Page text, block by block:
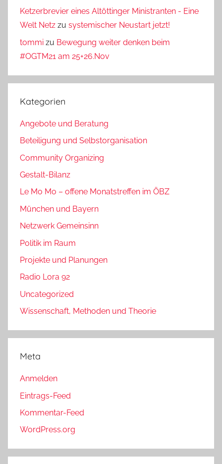
Ketzerbrevier eines Altöttinger Ministranten - Eine
Welt Netz zu systemischer Neustart jetzt!
tommi zu Bewegung weiter denken beim
#OGTM21 am 25+26.Nov
Kategorien
Angebote und Beratung
Beteiligung und Selbstorganisation
Community Organizing
Gestalt-Bilanz
Le Mo Mo – offene Monatstreffen im ÖBZ
München und Bayern
Netzwerk Gemeinsinn
Politik im Raum
Projekte und Planungen
Radio Lora 92
Uncategorized
Wissenschaft, Methoden und Theorie
Meta
Anmelden
Eintrags-Feed
Kommentar-Feed
WordPress.org